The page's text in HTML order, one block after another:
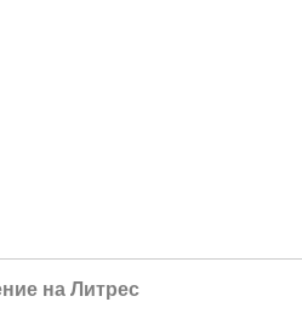
на Литрес